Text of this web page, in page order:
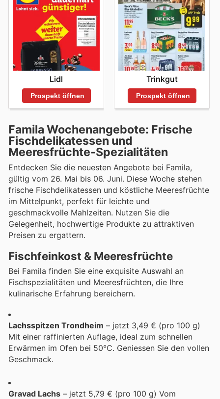
Lidl
Prospekt öffnen
Trinkgut
Prospekt öffnen
Famila Wochenangebote: Frische
Fischdelikatessen und
Meeresfrüchte-Spezialitäten
Entdecken Sie die neuesten Angebote bei Famila,
gültig vom 26. Mai bis 06. Juni. Diese Woche stehen
frische Fischdelikatessen und köstliche Meeresfrüchte
im Mittelpunkt, perfekt für leichte und
geschmackvolle Mahlzeiten. Nutzen Sie die
Gelegenheit, hochwertige Produkte zu attraktiven
Preisen zu ergattern.
Fischfeinkost & Meeresfrüchte
Bei Famila finden Sie eine exquisite Auswahl an
Fischspezialitäten und Meeresfrüchten, die Ihre
kulinarische Erfahrung bereichern.
Lachsspitzen Trondheim – jetzt 3,49 € (pro 100 g)
Mit einer raffinierten Auflage, ideal zum schnellen
Erwärmen im Ofen bei 50°C. Geniessen Sie den vollen
Geschmack.
Gravad Lachs – jetzt 5,79 € (pro 100 g) Vom